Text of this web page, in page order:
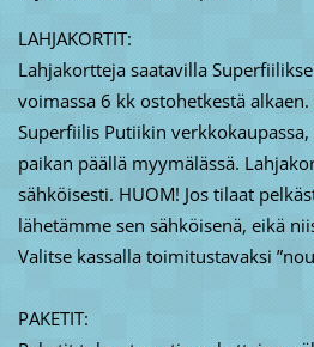
LAHJAKORTIT:
Lahjakortteja saatavilla
voimassa 6 kk ostohetkestä
Superfiilis Putiikin verkkokaupassa,
paikan päällä myymälässä.
sähköisesti. HUOM! Jos tilaat
lähetämme sen sähköisenä, eikä
Valitse kassalla toimitustavaksi
PAKETIT: